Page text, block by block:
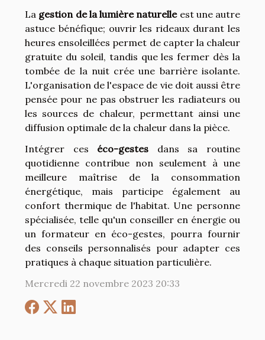
La gestion de la lumière naturelleest une autre
astuce bénéfique; ouvrir les rideaux durant les
heures ensoleillées permet de capter la chaleur
gratuite du soleil, tandis que les fermer dès la
tombée de la nuit crée une barrière isolante.
L'organisation de l'espace de vie doit aussi être
pensée pour ne pas obstruer les radiateurs ou
les sources de chaleur, permettant ainsi une
diffusion optimale de la chaleur dans la pièce.
Intégrer ces éco-gestes dans sa routine
quotidienne contribue non seulement à une
meilleure maîtrise de la consommation
énergétique, mais participe également au
confort thermique de l'habitat. Une personne
spécialisée, telle qu'un conseiller en énergie ou
un formateur en éco-gestes, pourra fournir
des conseils personnalisés pour adapter ces
pratiques à chaque situation particulière.
Mercredi 22 novembre 2023 20:33